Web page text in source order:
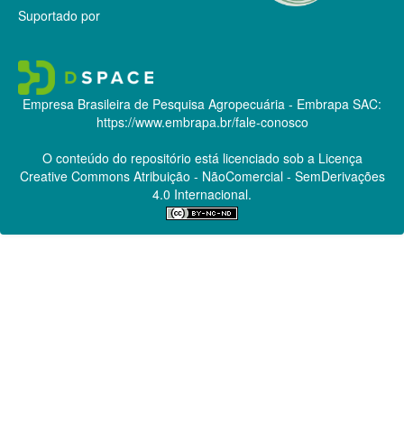
Suportado por
Empresa Brasileira de Pesquisa Agropecuária - Embrapa SAC:
https://www.embrapa.br/fale-conosco
O conteúdo do repositório está licenciado sob a Licença
Creative CommonsAtribuição - NãoComercial - SemDerivações
4.0 Internacional.